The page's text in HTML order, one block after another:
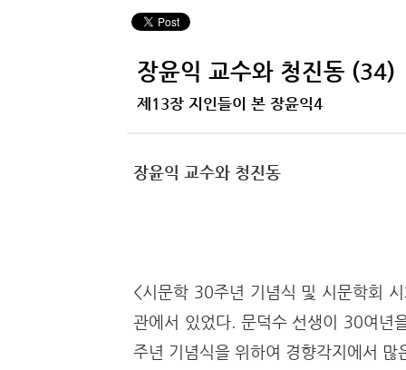
장윤익 교수와 청진동 (34)
제13장 지인들이 본 장윤익4
장윤익 교수와 청진동
<시문학 30주년 기념식 및 시문학회
관에서 있었다. 문덕수 선생이 30여
주년 기념식을 위하여 경향각지에서